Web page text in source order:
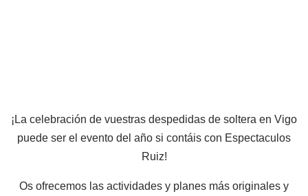
¡La celebración de vuestras despedidas de soltera en Vigo
puede ser el evento del año si contáis con Espectaculos
Ruiz!
Os ofrecemos las actividades y planes más originales y